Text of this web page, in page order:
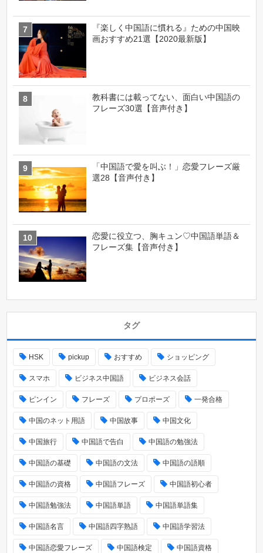
『楽しく中国語に慣れる』ための中国映
画おすすめ21選【2020最新版】
教科書には載ってない、面白い中国語の
フレーズ30選【音声付き】
「中国語で愛を叫ぶ！」恋愛フレーズ厳
選28【音声付き】
恋愛に役立つ、胸キュン♡中国語単語＆
フレーズ集【音声付き】
タグ
HSK pickup おすすめ ショッピング
スマホ ビジネス中国語 ビジネス会話
ピンイン フレーズ プロポーズ 一発合格
中国のネット用語 中国故事 中国文化
中国旅行 中国語で告白 中国語の勉強法
中国語の基礎 中国語の文法 中国語の語順
中国語の資格 中国語フレーズ 中国語初心者
中国語勉強法 中国語単語 中国語単語集
中国語名言 中国語四字熟語 中国語学習法
中国語恋愛フレーズ 中国語検定 中国語資格